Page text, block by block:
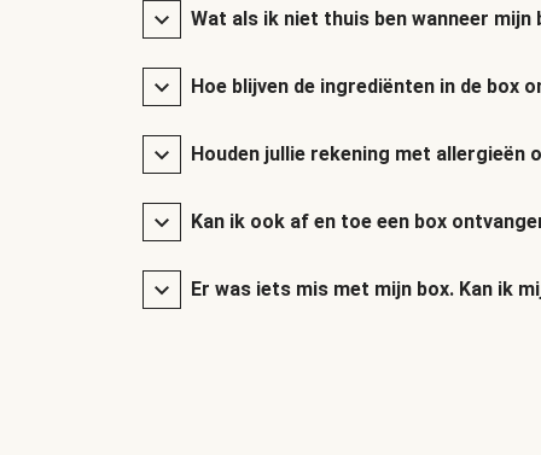
Wat als ik niet thuis ben wanneer
Hoe blijven de ingrediënten in de box
Houden jullie rekening met allergieën
Kan ik ook af en toe een box
Er was iets mis met mijn box. Kan ik